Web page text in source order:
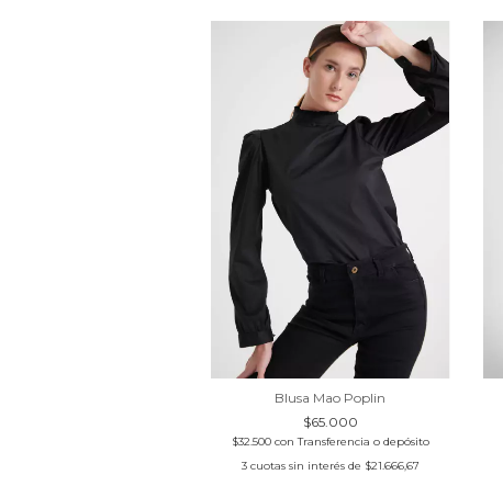
Blusa Mao Poplin
$65.000
$32.500 con Transferencia o depósito
3 cuotas sin interés de $21.666,67